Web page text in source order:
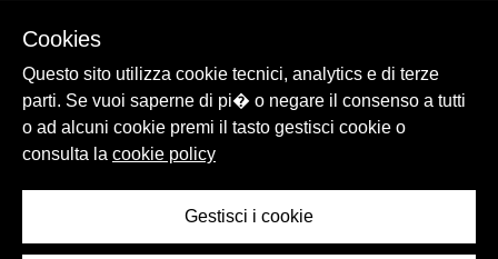
Cookies
Questo sito utilizza cookie tecnici, analytics e di terze
parti. Se vuoi saperne di pi� o negare il consenso a tutti
o ad alcuni cookie premi il tasto gestisci cookie o
consulta la cookie policy
Gestisci i cookie